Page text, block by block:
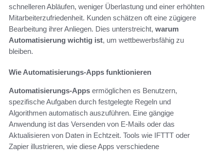
schnelleren Abläufen, weniger Überlastung und einer erhöhten
Mitarbeiterzufriedenheit. Kunden schätzen oft eine zügigere
Bearbeitung ihrer Anliegen. Dies unterstreicht, warum
Automatisierung wichtig ist, um wettbewerbsfähig zu
bleiben.
Wie Automatisierungs-Apps funktionieren
Automatisierungs-Apps ermöglichen es Benutzern,
spezifische Aufgaben durch festgelegte Regeln und
Algorithmen automatisch auszuführen. Eine gängige
Anwendung ist das Versenden von E-Mails oder das
Aktualisieren von Daten in Echtzeit. Tools wie IFTTT oder
Zapier illustrieren, wie diese Apps verschiedene